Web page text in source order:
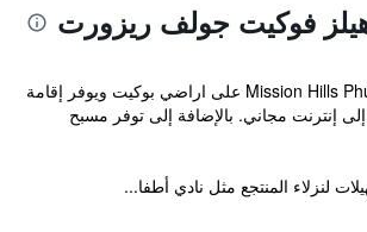
فوكيت جولف ريزورت
يقع Mission Hills Phuket Golf Resort على اراضي بوكيت ويوفر إقامة
إلى إنترنت مجاني. بالإضافة إلى توفر مسبح
لنزلاء المنتجع مثل نادي أطفا...